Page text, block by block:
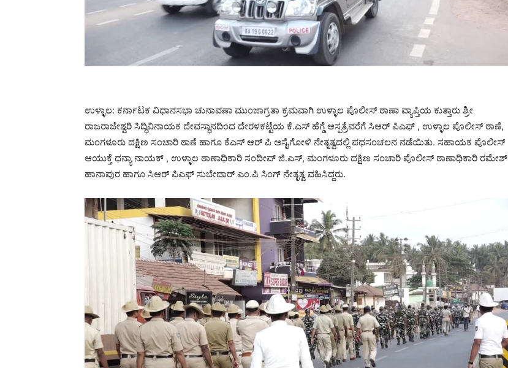
ಉಳ್ಳಾಲ: ಕರ್ನಾಟಕ ವಿಧಾನಸಭಾ ಚುನಾವಣಾ ಮುಂಜಾಗ್ರತಾ ಕ್ರಮವಾಗಿ ಉಳ್ಳಾಲ ಪೊಲೀಸ್ ಠಾಣಾ ವ್ಯಾಪ್ತಿಯ ಕುತ್ತಾರು ಶ್ರೀ
ರಾಜರಾಜೇಶ್ವರಿ ಸಿದ್ಧಿವಿನಾಯಕ ದೇವಸ್ಥಾನದಿಂದ ದೇರಳಕಟ್ಟೆಯ ಕೆ.ಎಸ್ ಹೆಗ್ಡೆ ಆಸ್ಪತ್ರೆವರೆಗೆ ಸಿಆರ್ ಪಿಎಫ್ , ಉಳ್ಳಾಲ ಪೊಲೀಸ್ ಠಾಣೆ,
ಮಂಗಳೂರು ದಕ್ಷಿಣ ಸಂಚಾರಿ ಠಾಣೆ ಹಾಗೂ ಕೆಎಸ್ ಆರ್ ಪಿ ಅಸೈಗೋಳಿ ನೇತೃತ್ವದಲ್ಲಿ ಪಥಸಂಚಲನ ನಡೆಯಿತು. ಸಹಾಯಕ ಪೊಲೀಸ್
ಆಯುಕ್ತೆ ಧನ್ಯಾ ನಾಯಕ್ , ಉಳ್ಳಾಲ ಠಾಣಾಧಿಕಾರಿ ಸಂದೀಪ್ ಜಿ.ಎಸ್, ಮಂಗಳೂರು ದಕ್ಷಿಣ ಸಂಚಾರಿ ಪೊಲೀಸ್ ಠಾಣಾಧಿಕಾರಿ ರಮೇಶ್
ಹಾನಾಪುರ ಹಾಗೂ ಸಿಆರ್ ಪಿಎಫ್ ಸುಬೇದಾರ್ ಎಂ.ಪಿ ಸಿಂಗ್ ನೇತೃತ್ವ ವಹಿಸಿದ್ದರು.